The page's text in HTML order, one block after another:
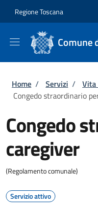
Regione Toscana
Comune
Briciole di
Home / Servizi / Vita
Congedo straordinario
Congedo
caregiver
(Regolamento comunale)
Servizio attivo